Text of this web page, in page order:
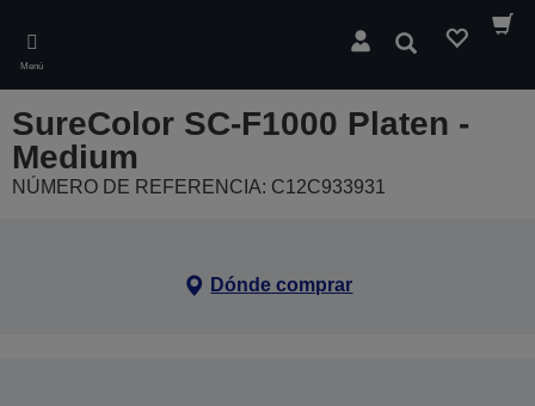
main
content
Menú
Buscar
SureColor SC-F1000 Platen -
Medium
NÚMERO DE REFERENCIA: C12C933931
Dónde comprar